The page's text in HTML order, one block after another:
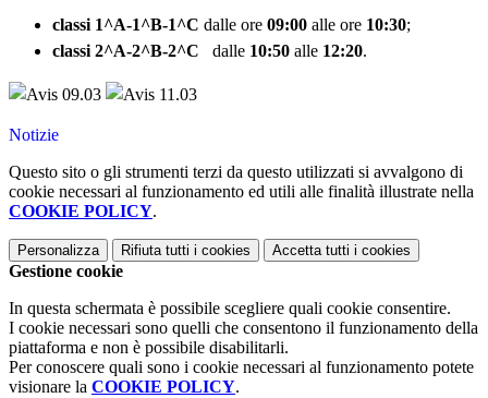
classi 1^A-1^B-1^C dalle ore 09:00 alle ore 10:30;
classi 2^A-2^B-2^C
dalle 10:50 alle 12:20.
Notizie
Questo sito o gli strumenti terzi da questo utilizzati si avvalgono di
cookie necessari al funzionamento ed utili alle finalità illustrate nella
COOKIE POLICY.
Personalizza Rifiuta tutti i cookies Accetta tutti i cookies
Gestione cookie
In questa schermata è possibile scegliere quali cookie consentire.
I cookie necessari sono quelli che consentono il funzionamento della
piattaforma e non è possibile disabilitarli.
Per conoscere quali sono i cookie necessari al funzionamento potete
visionare la COOKIE POLICY.